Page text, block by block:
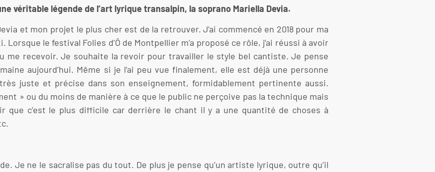
véritable légende de l’art lyrique transalpin, la soprano Mariella Devia.
et mon projet le plus cher est de la retrouver. J’ai commencé en 2018 pour ma
Lorsque le festival Folies d’Ô de Montpellier m’a proposé ce rôle, j’ai réussi à avoir
me recevoir. Je souhaite la revoir pour travailler le style bel cantiste. Je pense
aujourd’hui. Même si je l’ai peu vue finalement, elle est déjà une personne
juste et précise dans son enseignement, formidablement pertinente aussi.
» ou du moins de manière à ce que le public ne perçoive pas la technique mais
que c’est le plus difficile car derrière le chant il y a une quantité de choses à
Je ne le sacralise pas du tout. De plus je pense qu’un artiste lyrique, outre qu’il